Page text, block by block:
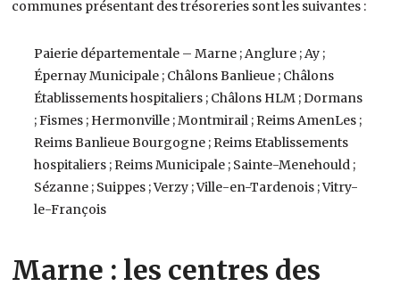
communes présentant des trésoreries sont les suivantes :
Paierie départementale – Marne ; Anglure ; Ay ;
Épernay Municipale ; Châlons Banlieue ; Châlons
Établissements hospitaliers ; Châlons HLM ; Dormans
; Fismes ; Hermonville ; Montmirail ; Reims AmenLes ;
Reims Banlieue Bourgogne ; Reims Etablissements
hospitaliers ; Reims Municipale ; Sainte-Menehould ;
Sézanne ; Suippes ; Verzy ; Ville-en-Tardenois ; Vitry-
le-François
Marne : les centres des